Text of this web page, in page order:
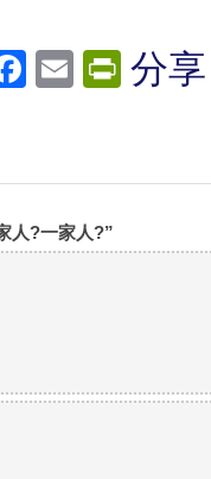
Facebook
Email分享
人?一家人?”